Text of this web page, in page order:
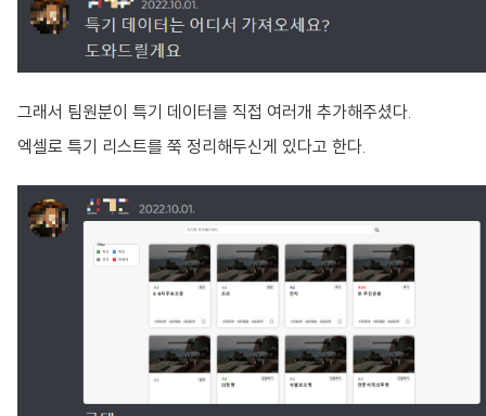
그래서 팀원분이 특기 데이터를 직접 여러개 추가해주셨다.
엑셀로 특기 리스트를 쭉 정리해두신게 있다고 한다.